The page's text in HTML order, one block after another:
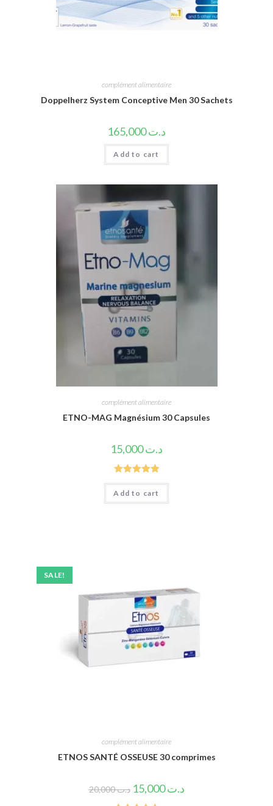
complément alimentaire
Doppelherz System Conceptive Men 30 Sachets
د.ت165,000
Add to cart
complément alimentaire
ETNO-MAG Magnésium 30 Capsules
د.ت15,000
Rated5.00
out of 5
Add to cart
SALE!
complément alimentaire
ETNOS SANTÉ OSSEUSE 30 comprimes
د.ت20,000 د.ت15,000